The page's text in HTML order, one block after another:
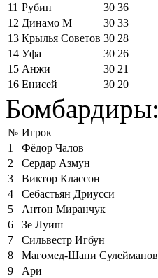
11 Рубин 30 36
12 Динамо М 30 33
13 Крылья Советов 30 28
14 Уфа 30 26
15 Анжи 30 21
16 Енисей 30 20
Бомбардиры:
№ Игрок
1
Фёдор Чалов
2
Сердар Азмун
3
Виктор Классон
4
Себастьян Дриусси
5
Антон Миранчук
6
Зе Луиш
7
Сильвестр Игбун
8
Магомед-Шапи Сулейманов
9
Ари